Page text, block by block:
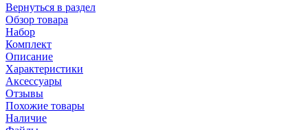
Вернуться в раздел
Обзор товара
Набор
Комплект
Описание
Характеристики
Аксессуары
Отзывы
Похожие товары
Наличие